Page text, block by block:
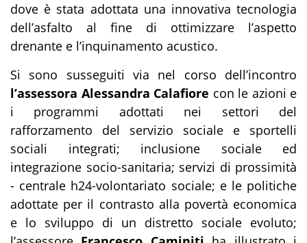
dove è stata adottata una innovativa tecnologia
dell’asfalto al fine di ottimizzare l’aspetto
drenante e l’inquinamento acustico.
Si sono susseguiti via nel corso dell’incontro
l’assessora Alessandra Calafiore con le azioni e
i programmi adottati nei settori del
rafforzamento del servizio sociale e sportelli
sociali integrati; inclusione sociale ed
integrazione socio-sanitaria; servizi di prossimità
- centrale h24-volontariato sociale; e le politiche
adottate per il contrasto alla povertà economica
e lo sviluppo di un distretto sociale evoluto;